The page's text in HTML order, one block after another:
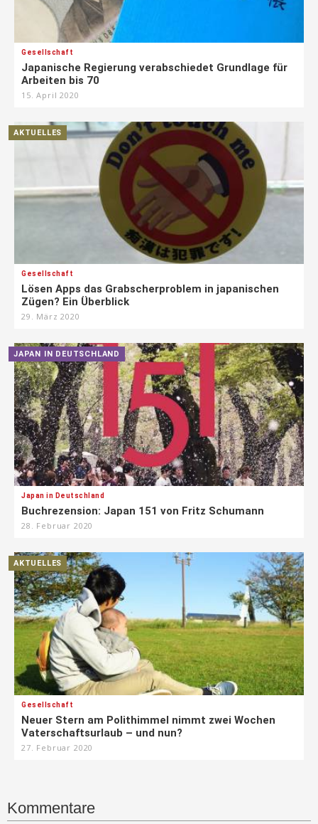
Gesellschaft
Japanische Regierung verabschiedet Grundlage für
Arbeiten bis 70
15. April 2020
AKTUELLES
Gesellschaft
Lösen Apps das Grabscherproblem in japanischen
Zügen? Ein Überblick
29. März 2020
JAPAN IN DEUTSCHLAND
Japan in Deutschland
Buchrezension: Japan 151 von Fritz Schumann
28. Februar 2020
AKTUELLES
Gesellschaft
Neuer Stern am Polithimmel nimmt zwei Wochen
Vaterschaftsurlaub – und nun?
27. Februar 2020
Kommentare